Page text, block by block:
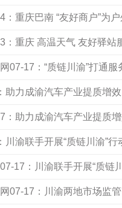
：重庆巴南 “友好商户”为
：重庆 高温天气 友好驿站
07-17：“质链川渝”打通服
助力成渝汽车产业提质增效
段性成果
：助力成渝汽车产业提质增
阶段性成果
川渝联手开展“质链川渝”行
车产业深度融合
17：川渝联手开展“质链
新能源汽车产业深度融合
07-17：川渝两地市场监